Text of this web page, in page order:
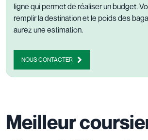
ligne qui permet de réaliser un budget.
remplir la destination et le poids des
aurez une estimation.
NOUS CONTACTER
Meilleur